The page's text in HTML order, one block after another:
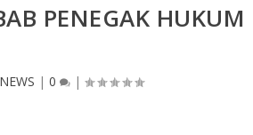
PENEGAK HUKUM
NEWS |0 |